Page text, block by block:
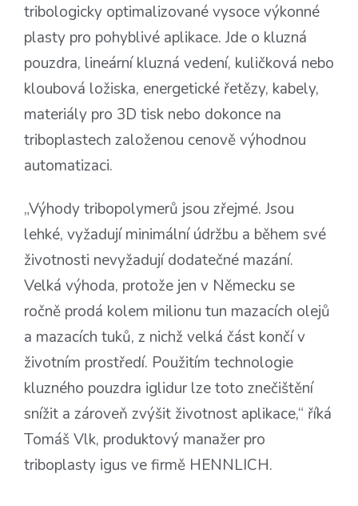
tribologicky optimalizované vysoce výkonné
plasty pro pohyblivé aplikace. Jde o kluzná
pouzdra, lineární kluzná vedení, kuličková nebo
kloubová ložiska, energetické řetězy, kabely,
materiály pro 3D tisk nebo dokonce na
triboplastech založenou cenově výhodnou
automatizaci.
„Výhody tribopolymerů jsou zřejmé. Jsou
lehké, vyžadují minimální údržbu a během své
životnosti nevyžadují dodatečné mazání.
Velká výhoda, protože jen v Německu se
ročně prodá kolem milionu tun mazacích olejů
a mazacích tuků, z nichž velká část končí v
životním prostředí. Použitím technologie
kluzného pouzdra iglidur lze toto znečištění
snížit a zároveň zvýšit životnost aplikace,“ říká
Tomáš Vlk, produktový manažer pro
triboplasty igus ve firmě HENNLICH.